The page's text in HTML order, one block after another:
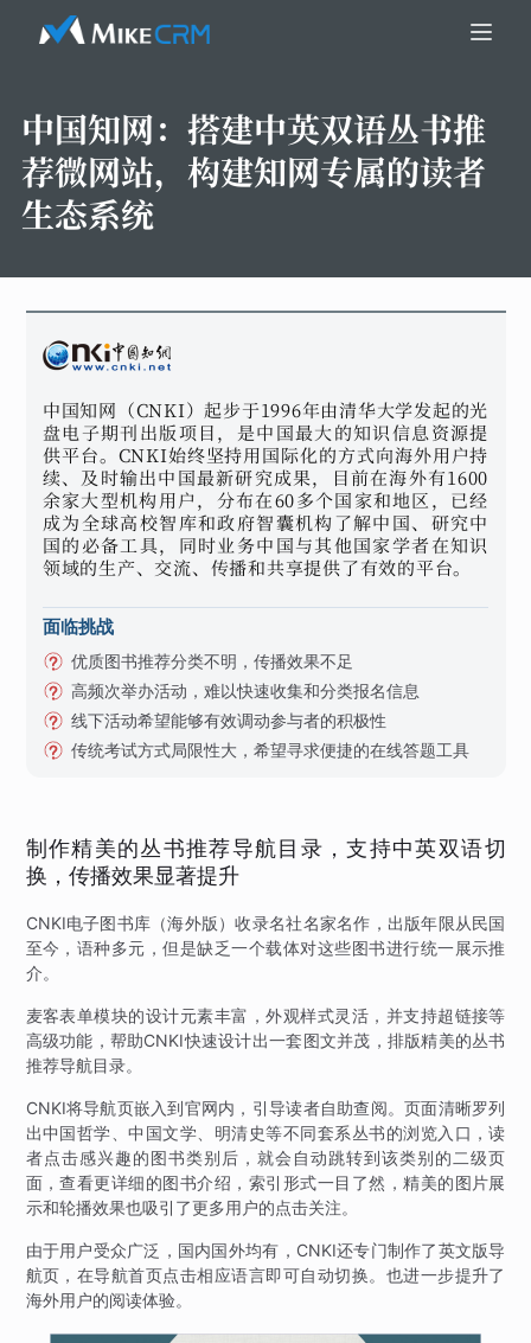
中国知网： 搭建中英双语丛书推
荐微网站，构建知网专属的读者
生态系统
中国知网（CNKI）起步于1996年由清华大学发起的光
盘电子期刊出版项目，是中国最大的知识信息资源提
供平台。CNKI始终坚持用国际化的方式向海外用户持
续、及时输出中国最新研究成果，目前在海外有1600
余家大型机构用户，分布在60多个国家和地区，已经
成为全球高校智库和政府智囊机构了解中国、研究中
国的必备工具，同时业务中国与其他国家学者在知识
领域的生产、交流、传播和共享提供了有效的平台。
面临挑战
优质图书推荐分类不明，传播效果不足
高频次举办活动，难以快速收集和分类报名信息
线下活动希望能够有效调动参与者的积极性
传统考试方式局限性大，希望寻求便捷的在线答题工具
制作精美的丛书推荐导航目录，支持中英双语切
换，传播效果显著提升
CNKI电子图书库（海外版）收录名社名家名作，出版年限从民国
至今，语种多元，但是缺乏一个载体对这些图书进行统一展示推
介。
麦客表单模块的设计元素丰富，外观样式灵活，并支持超链接等
高级功能，帮助CNKI快速设计出一套图文并茂，排版精美的丛书
推荐导航目录。
CNKI将导航页嵌入到官网内，引导读者自助查阅。页面清晰罗列
出中国哲学、中国文学、明清史等不同套系丛书的浏览入口，读
者点击感兴趣的图书类别后，就会自动跳转到该类别的二级页
面，查看更详细的图书介绍，索引形式一目了然，精美的图片展
示和轮播效果也吸引了更多用户的点击关注。
由于用户受众广泛，国内国外均有，CNKI还专门制作了英文版导
航页，在导航首页点击相应语言即可自动切换。也进一步提升了
海外用户的阅读体验。